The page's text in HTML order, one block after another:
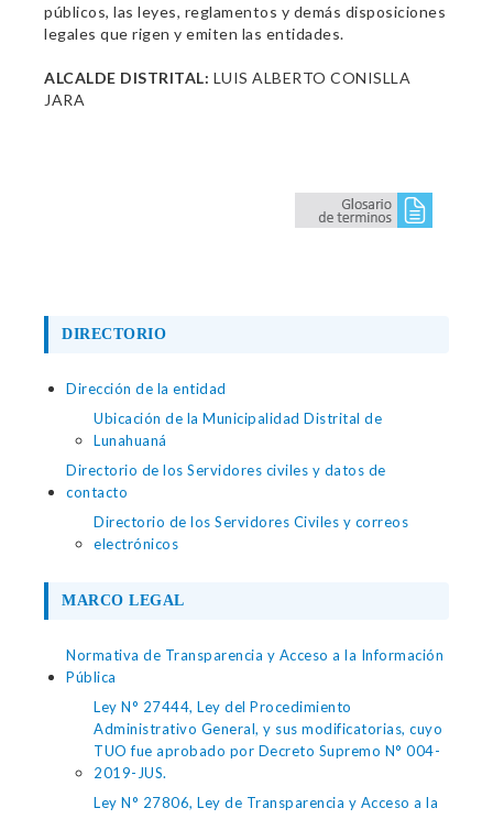
públicos, las leyes, reglamentos y demás disposiciones
legales que rigen y emiten las entidades.
ALCALDE DISTRITAL: LUIS ALBERTO CONISLLA
JARA
DIRECTORIO
Dirección de la entidad
Ubicación de la Municipalidad Distrital de
Lunahuaná
Directorio de los Servidores civiles y datos de
contacto
Directorio de los Servidores Civiles y correos
electrónicos
MARCO LEGAL
Normativa de Transparencia y Acceso a la Información
Pública
Ley N° 27444, Ley del Procedimiento
Administrativo General, y sus modificatorias, cuyo
TUO fue aprobado por Decreto Supremo N° 004-
2019-JUS.
Ley N° 27806, Ley de Transparencia y Acceso a la